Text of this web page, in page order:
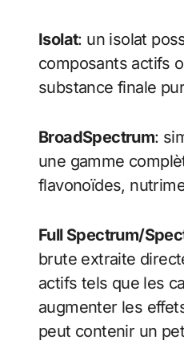
Isolat: un isolat
composants actifs
substance finale
BroadSpectrum:
une gamme
flavonoïdes,
Full Spectrum/
brute extraite
actifs tels que les
augmenter les
peut contenir un